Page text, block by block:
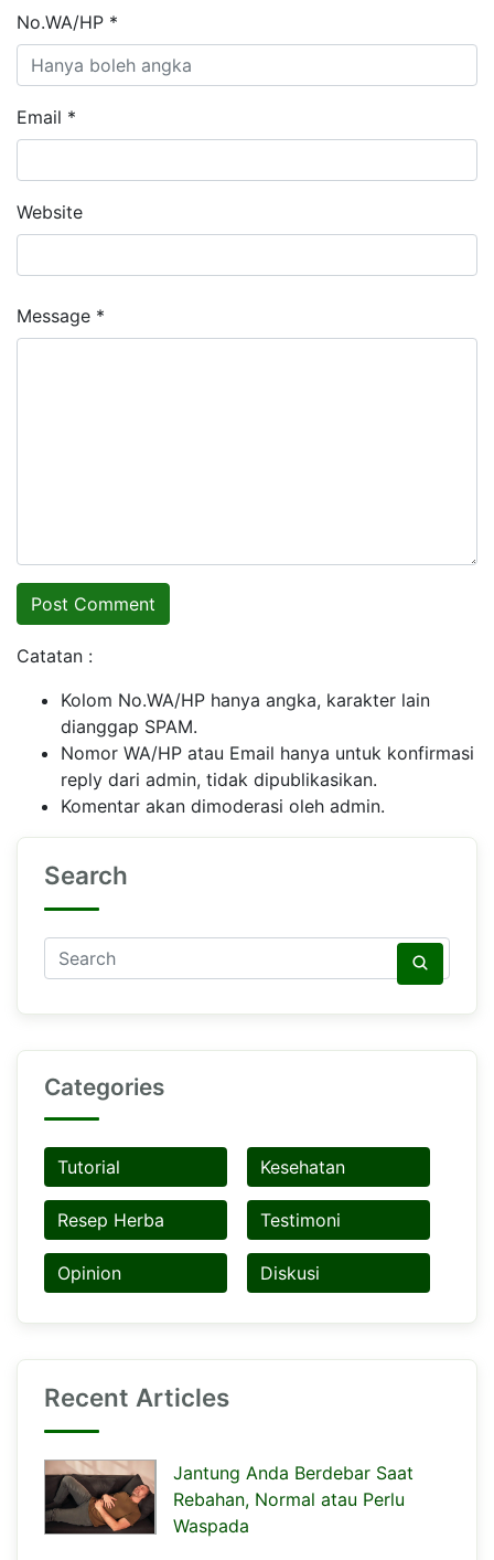
No.WA/HP *
Email *
Website
Message *
Catatan :
Kolom No.WA/HP hanya angka, karakter lain
dianggap SPAM.
Nomor WA/HP atau Email hanya untuk konfirmasi
reply dari admin, tidak dipublikasikan.
Komentar akan dimoderasi oleh admin.
Search
Categories
Tutorial Kesehatan
Resep Herba Testimoni
Opinion Diskusi
Recent Articles
Jantung Anda Berdebar Saat
Rebahan, Normal atau Perlu
Waspada